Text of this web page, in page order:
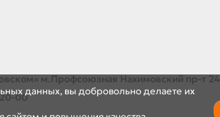
данных, вы добровольно делаете их
м.Профсоюзная Нахимовский пр-т 24
00